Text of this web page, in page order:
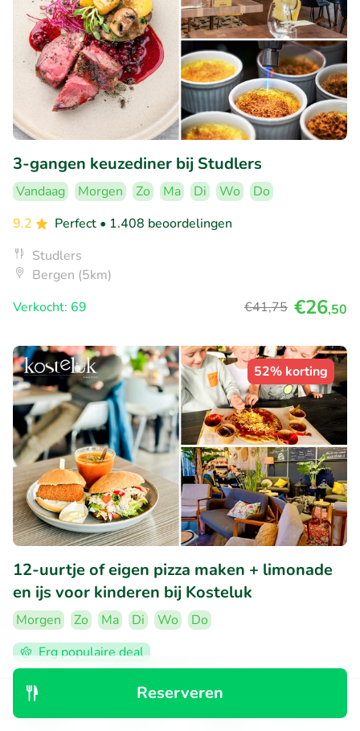
Reserveren
3-gangen keuzediner bij Studlers
Vandaag Morgen Zo Ma Di Wo
Do
9.2
Perfect • 1.408 beoordelingen
Studlers
Bergen (5km)
Verkocht: 69
€41,75 €26,50
52% korting
12-uurtje of eigen pizza maken + limonade
en ijs voor kinderen bij Kosteluk
Morgen Zo Ma Di Wo
Do
Erg populaire deal
9.4